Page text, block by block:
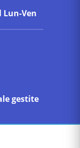
Lun-Ven
gestite